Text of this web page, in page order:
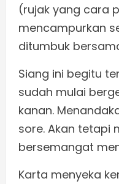
(rujak yang cara
mencampurkan
ditumbuk
Siang ini begitu
sudah mulai
kanan.
sore. Akan tetapi
bersemangat
Karta menyeka